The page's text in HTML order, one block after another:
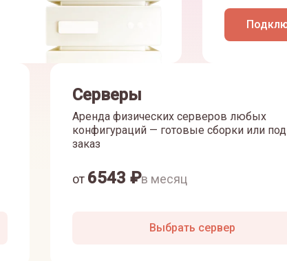
Серверы
Аренда физических серверов любых
конфигураций — готовые сборки или под
заказ
от 6543 ₽в месяц
Выбрать сервер